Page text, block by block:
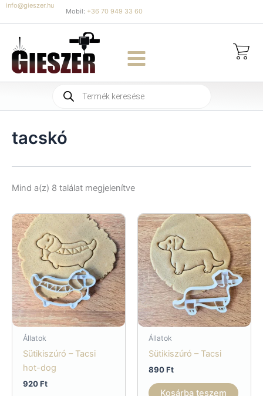
Skip
to
content
info@gieszer.hu
Mobil: +36 70 949 33 60
Products
search
tacskó
Mind a(z) 8 találat megjelenítveSorted
Állatok
Sütikiszúró – Tacsi
hot-dog
920Ft
Állatok
Sütikiszúró – Tacsi
890Ft
Kosárba teszem